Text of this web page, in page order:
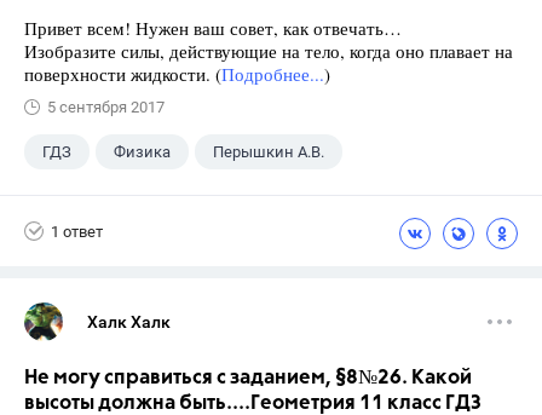
Привет всем! Нужен ваш совет, как отвечать…
Изобразите силы, действующие на тело, когда оно плавает на
поверхности жидкости. (Подробнее...)
5 сентября 2017
ГДЗ Физика Перышкин А.В.
1 ответ
Халк Халк
Не могу справиться с заданием, §8№26. Какой
высоты должна быть....Геометрия 11 класс ГДЗ